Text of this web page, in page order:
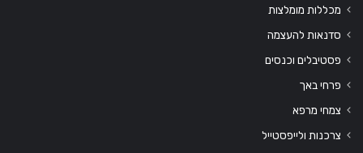
מכללות מומלצות
סדנאות להעצמה
פסטיבלים וכנסים
פרחי באך
צמחי מרפא
צרכנות ולייפסטייל